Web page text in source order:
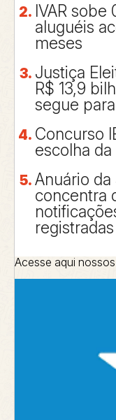
IVAR sobe
aluguéis
meses
Justiça
R$ 13,9
segue
Concurso
escolha
Anuário
concentra
Acesse aqui